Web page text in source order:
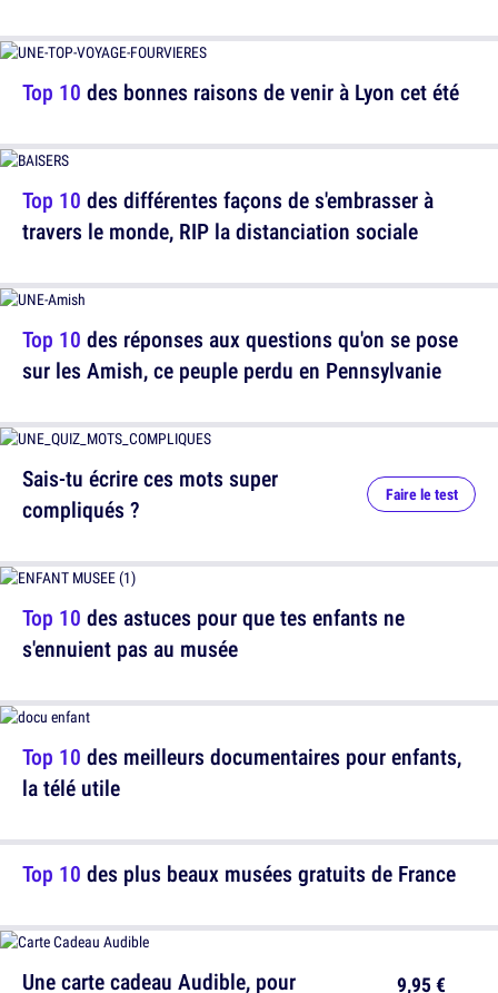
Top 10 des différentes façons de s'embrasser à
travers le monde, RIP la distanciation sociale
Sais-tu écrire ces mots super
compliqués ?
Faire le test
Top 10 des meilleurs documentaires pour enfants,
la télé utile
Une carte cadeau Audible, pour 9,95 €
Top 10 des bonnes raisons de venir à Lyon cet été
Top 10 des réponses aux questions qu'on se pose
sur les Amish, ce peuple perdu en Pennsylvanie
Top 10 des astuces pour que tes enfants ne
s'ennuient pas au musée
Top 10 des plus beaux musées gratuits de France